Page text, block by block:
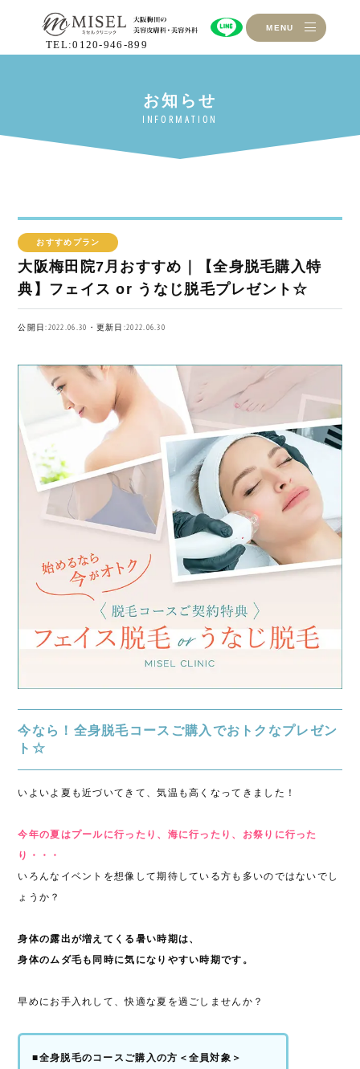
TEL:0120-946-899
MENU
おすすめプラン
大阪梅田院7月おすすめ｜【全身脱毛購入特
典】フェイス or うなじ脱毛プレゼント☆
公開日:2022.06.30・更新日:2022.06.30
今なら！全身脱毛コースご購入でおトクなプレゼン
ト☆
いよいよ夏も近づいてきて、気温も高くなってきました！
今年の夏はプールに行ったり、海に行ったり、お祭りに行った
り・・・
いろんなイベントを想像して期待している方も多いのではないでし
ょうか？
身体の露出が増えてくる暑い時期は、
身体のムダ毛も同時に気になりやすい時期です。
早めにお手入れして、快適な夏を過ごしませんか？
■全身脱毛のコースご購入の方＜全員対象＞